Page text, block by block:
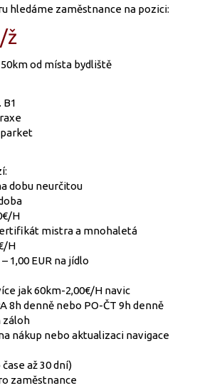
hledáme zaměstnance na pozici:
ž
od místa bydliště
B1
parket
dobu neurčitou
H
mistra a mnohaletá
H
1,00 EUR na jídlo
jak 60km-2,00€/H navic
8h denně nebo PO-ČT 9h denně
záloh
nákup nebo aktualizaci navigace
až 30 dní)
zaměstnance